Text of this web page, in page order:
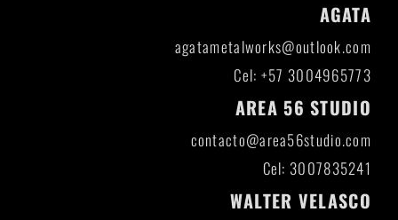
AGATA
agatametalworks@outlook.com
Cel: +57 3004965773
AREA 56 STUDIO
contacto@area56studio.com
Cel: 3007835241
WALTER VELASCO